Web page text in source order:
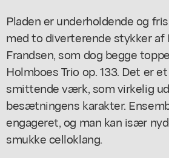
Pladen er underholdende og
med to diverterende stykker af
Frandsen, som dog begge
Holmboes Trio op. 133. Det er
smittende værk, som virkelig
besætningens karakter.
engageret, og man kan især
smukke celloklang.